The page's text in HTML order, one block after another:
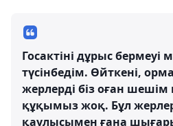
Госактіні дұрыс
түсінбедім. Өйткені,
жерлерді біз оған
құқымыз жоқ. Бұл
қаулысымен ғана